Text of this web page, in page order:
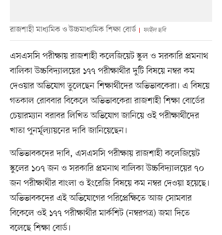
রাজশাহী মাধ্যমিক ও উচ্চমাধ্যমিক শিক্ষা বোর্ড ফাইল ছবি
এসএসসি পরীক্ষায় রাজশাহী কলেজিয়েট স্কুল ও সরকারি প্রমনাথ
বালিকা উচ্চবিদ্যালয়ের ১৭৭ পরীক্ষার্থীর দুটি বিষয়ে নম্বর কম
দেওয়ার অভিযোগ তুলেছেন শিক্ষার্থীদের অভিভাবকেরা। এ বিষয়ে
গতকাল রোববার বিকেলে অভিভাবকেরা রাজশাহী শিক্ষা বোর্ডের
চেয়ারম্যান বরাবর লিখিত অভিযোগ জানিয়ে ওই পরীক্ষার্থীদের
খাতা পুনর্মূল্যায়নের দাবি জানিয়েছেন।
অভিভাবকদের দাবি, এসএসসি পরীক্ষায় রাজশাহী কলেজিয়েট
স্কুলের ১০৭ জন ও সরকারি প্রমনাথ বালিকা উচ্চবিদ্যালয়ের ৭০
জন পরীক্ষার্থীর বাংলা ও ইংরেজি বিষয়ে কম নম্বর দেওয়া হয়েছে।
অভিভাবকদের এই অভিযোগের পরিপ্রেক্ষিতে আজ সোমবার
বিকেলে ওই ১৭৭ পরীক্ষার্থীর মার্কশিট (নম্বরপত্র) জমা দিতে
বলেছে শিক্ষা বোর্ড।